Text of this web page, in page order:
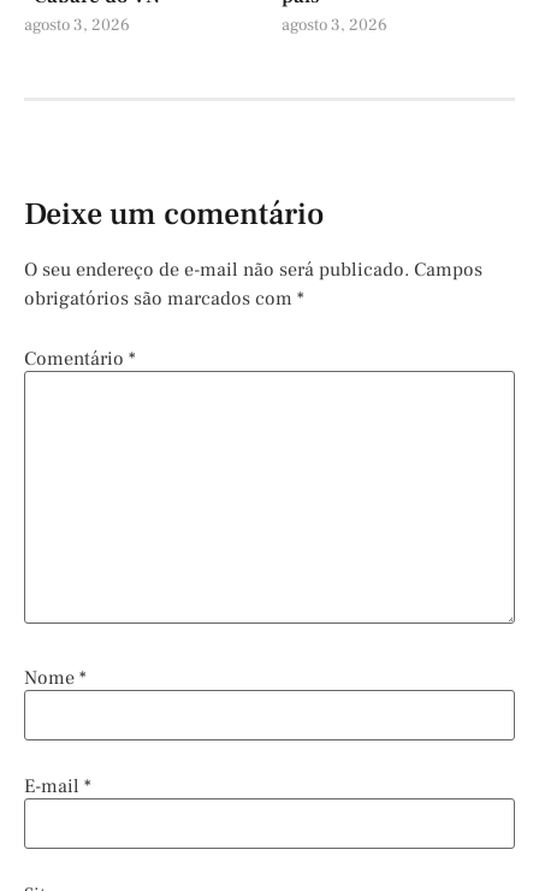
agosto 3, 2026 agosto 3, 2026
Deixe um comentário
O seu endereço de e-mail não será publicado. Campos
obrigatórios são marcados com *
Comentário *
Nome *
E-mail *